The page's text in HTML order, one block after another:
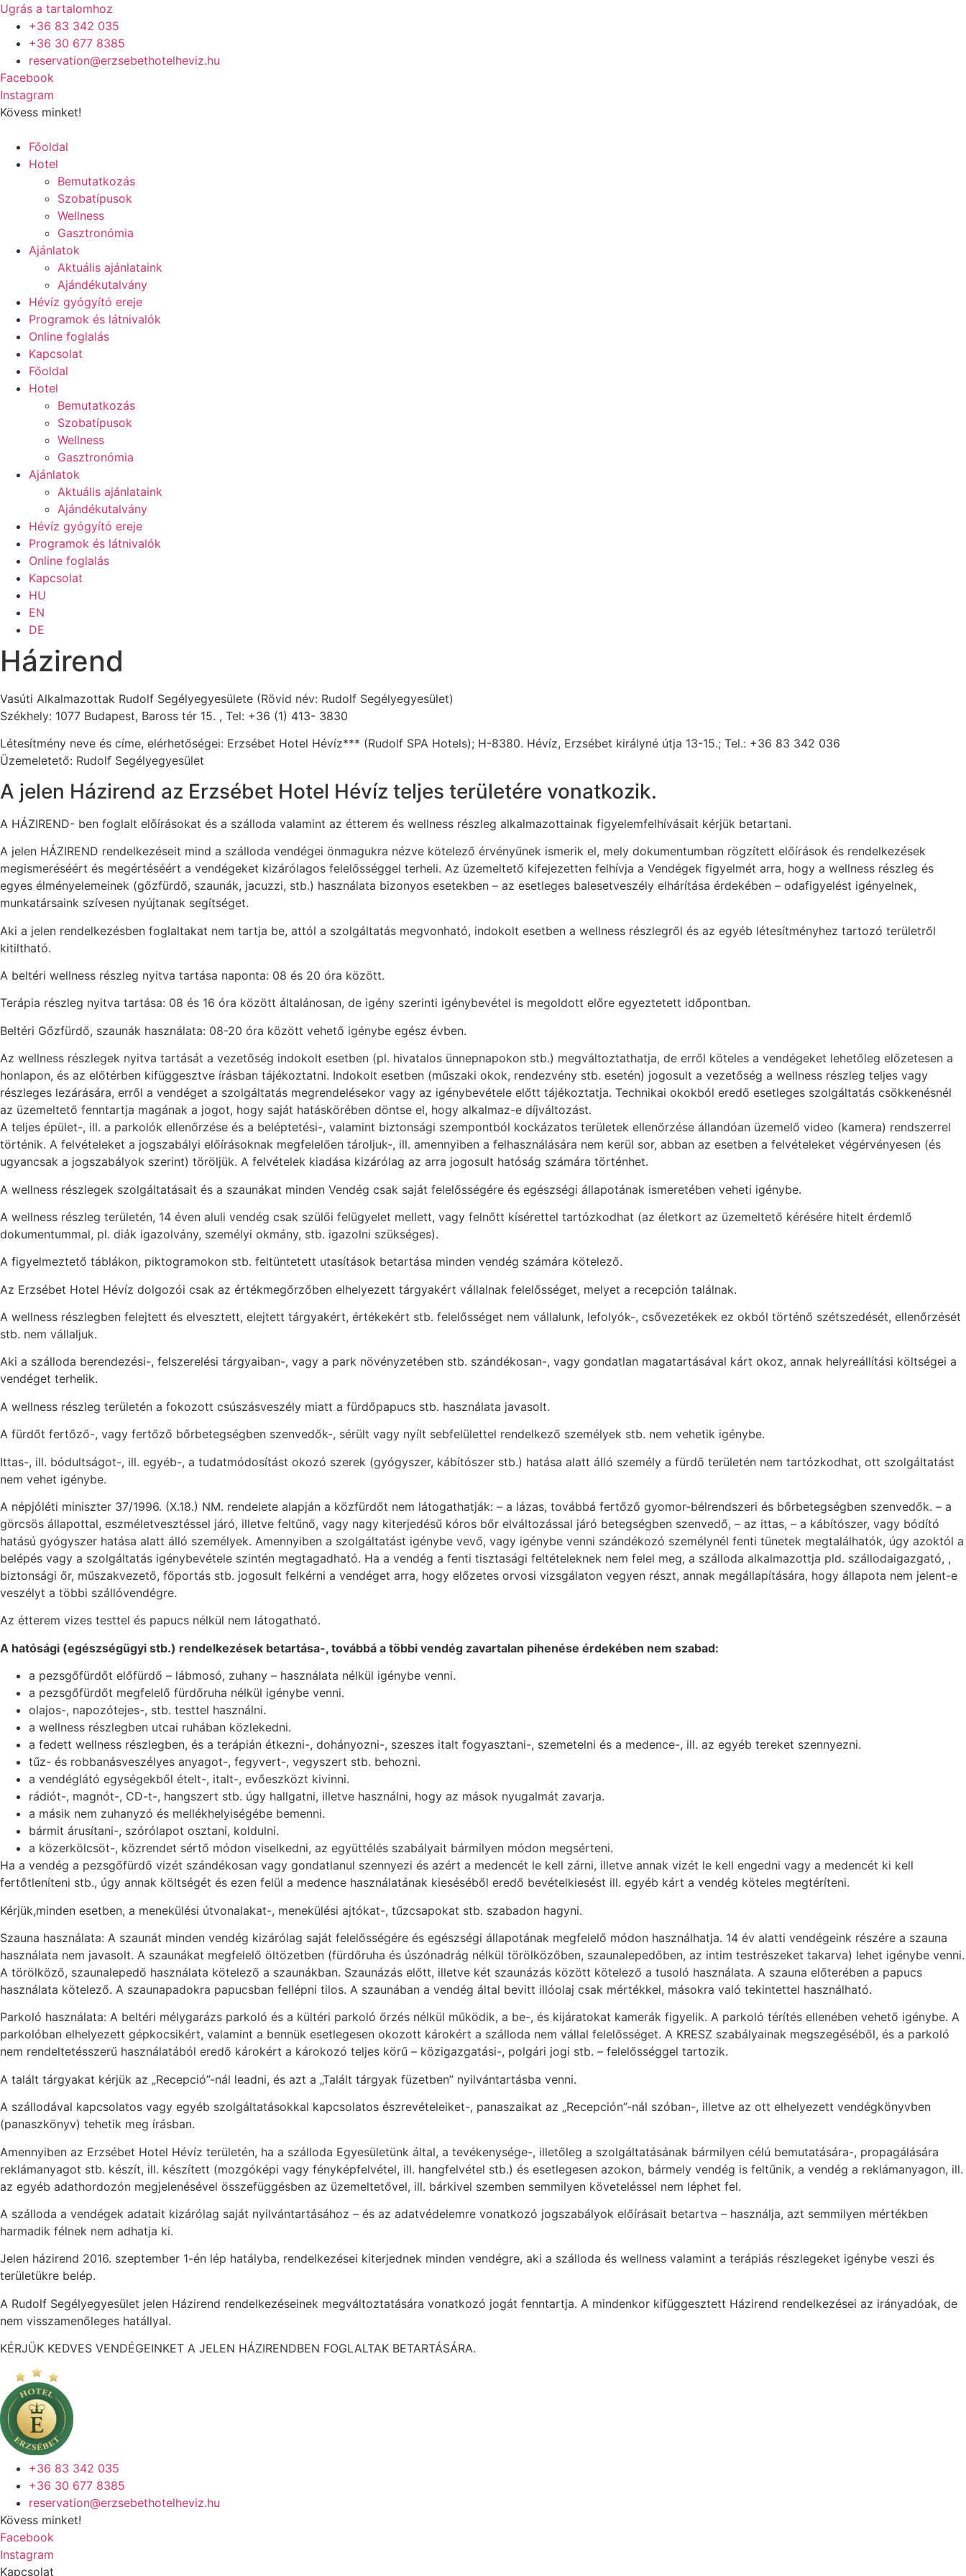
Ugrás a tartalomhoz
+36 83 342 035
+36 30 677 8385
reservation@erzsebethotelheviz.hu
Facebook
Instagram
Kövess minket!
Főoldal
Hotel
Bemutatkozás
Szobatípusok
Wellness
Gasztronómia
Ajánlatok
Aktuális ajánlataink
Ajándékutalvány
Hévíz gyógyító ereje
Programok és látnivalók
Online foglalás
Kapcsolat
Főoldal
Hotel
Bemutatkozás
Szobatípusok
Wellness
Gasztronómia
Ajánlatok
Aktuális ajánlataink
Ajándékutalvány
Hévíz gyógyító ereje
Programok és látnivalók
Online foglalás
Kapcsolat
HU
EN
DE
Házirend
Vasúti Alkalmazottak Rudolf Segélyegyesülete (Rövid név: Rudolf Segélyegyesület)
Székhely: 1077 Budapest, Baross tér 15. , Tel: +36 (1) 413- 3830
Létesítmény neve és címe, elérhetőségei: Erzsébet Hotel Hévíz*** (Rudolf SPA Hotels); H-8380. Hévíz, Erzsébet királyné útja 13-15.; Tel.: +36 83 342 036
Üzemeletető: Rudolf Segélyegyesület
A jelen Házirend az Erzsébet Hotel Hévíz teljes területére vonatkozik.
A HÁZIREND- ben foglalt előírásokat és a szálloda valamint az étterem és wellness részleg alkalmazottainak figyelemfelhívásait kérjük betartani.
A jelen HÁZIREND rendelkezéseit mind a szálloda vendégei önmagukra nézve kötelező érvényűnek ismerik el, mely dokumentumban rögzített előírások és rendelkezések
megismeréséért és megértéséért a vendégeket kizárólagos felelősséggel terheli. Az üzemeltető kifejezetten felhívja a Vendégek figyelmét arra, hogy a wellness részleg és
egyes élményelemeinek (gőzfürdő, szaunák, jacuzzi, stb.) használata bizonyos esetekben – az esetleges balesetveszély elhárítása érdekében – odafigyelést igényelnek,
munkatársaink szívesen nyújtanak segítséget.
Aki a jelen rendelkezésben foglaltakat nem tartja be, attól a szolgáltatás megvonható, indokolt esetben a wellness részlegről és az egyéb létesítményhez tartozó területről
kitiltható.
A beltéri wellness részleg nyitva tartása naponta: 08 és 20 óra között.
Terápia részleg nyitva tartása: 08 és 16 óra között általánosan, de igény szerinti igénybevétel is megoldott előre egyeztetett időpontban.
Beltéri Gőzfürdő, szaunák használata: 08-20 óra között vehető igénybe egész évben.
Az wellness részlegek nyitva tartását a vezetőség indokolt esetben (pl. hivatalos ünnepnapokon stb.) megváltoztathatja, de erről köteles a vendégeket lehetőleg előzetesen a
honlapon, és az előtérben kifüggesztve írásban tájékoztatni. Indokolt esetben (műszaki okok, rendezvény stb. esetén) jogosult a vezetőség a wellness részleg teljes vagy
részleges lezárására, erről a vendéget a szolgáltatás megrendelésekor vagy az igénybevétele előtt tájékoztatja. Technikai okokból eredő esetleges szolgáltatás csökkenésnél
az üzemeltető fenntartja magának a jogot, hogy saját hatáskörében döntse el, hogy alkalmaz-e díjváltozást.
A teljes épület-, ill. a parkolók ellenőrzése és a beléptetési-, valamint biztonsági szempontból kockázatos területek ellenőrzése állandóan üzemelő video (kamera) rendszerrel
történik. A felvételeket a jogszabályi előírásoknak megfelelően tároljuk-, ill. amennyiben a felhasználására nem kerül sor, abban az esetben a felvételeket végérvényesen (és
ugyancsak a jogszabályok szerint) töröljük. A felvételek kiadása kizárólag az arra jogosult hatóság számára történhet.
A wellness részlegek szolgáltatásait és a szaunákat minden Vendég csak saját felelősségére és egészségi állapotának ismeretében veheti igénybe.
A wellness részleg területén, 14 éven aluli vendég csak szülői felügyelet mellett, vagy felnőtt kísérettel tartózkodhat (az életkort az üzemeltető kérésére hitelt érdemlő
dokumentummal, pl. diák igazolvány, személyi okmány, stb. igazolni szükséges).
A figyelmeztető táblákon, piktogramokon stb. feltüntetett utasítások betartása minden vendég számára kötelező.
Az Erzsébet Hotel Hévíz dolgozói csak az értékmegőrzőben elhelyezett tárgyakért vállalnak felelősséget, melyet a recepción találnak.
A wellness részlegben felejtett és elvesztett, elejtett tárgyakért, értékekért stb. felelősséget nem vállalunk, lefolyók-, csővezetékek ez okból történő szétszedését, ellenőrzését
stb. nem vállaljuk.
Aki a szálloda berendezési-, felszerelési tárgyaiban-, vagy a park növényzetében stb. szándékosan-, vagy gondatlan magatartásával kárt okoz, annak helyreállítási költségei a
vendéget terhelik.
A wellness részleg területén a fokozott csúszásveszély miatt a fürdőpapucs stb. használata javasolt.
A fürdőt fertőző-, vagy fertőző bőrbetegségben szenvedők-, sérült vagy nyílt sebfelülettel rendelkező személyek stb. nem vehetik igénybe.
Ittas-, ill. bódultságot-, ill. egyéb-, a tudatmódosítást okozó szerek (gyógyszer, kábítószer stb.) hatása alatt álló személy a fürdő területén nem tartózkodhat, ott szolgáltatást
nem vehet igénybe.
A népjóléti miniszter 37/1996. (X.18.) NM. rendelete alapján a közfürdőt nem látogathatják: – a lázas, továbbá fertőző gyomor-bélrendszeri és bőrbetegségben szenvedők. – a
görcsös állapottal, eszméletvesztéssel járó, illetve feltűnő, vagy nagy kiterjedésű kóros bőr elváltozással járó betegségben szenvedő, – az ittas, – a kábítószer, vagy bódító
hatású gyógyszer hatása alatt álló személyek. Amennyiben a szolgáltatást igénybe vevő, vagy igénybe venni szándékozó személynél fenti tünetek megtalálhatók, úgy azoktól a
belépés vagy a szolgáltatás igénybevétele szintén megtagadható. Ha a vendég a fenti tisztasági feltételeknek nem felel meg, a szálloda alkalmazottja pld. szállodaigazgató, ,
biztonsági őr, műszakvezető, főportás stb. jogosult felkérni a vendéget arra, hogy előzetes orvosi vizsgálaton vegyen részt, annak megállapítására, hogy állapota nem jelent-e
veszélyt a többi szállóvendégre.
Az étterem vizes testtel és papucs nélkül nem látogatható.
A hatósági (egészségügyi stb.) rendelkezések betartása-, továbbá a többi vendég zavartalan pihenése érdekében nem szabad:
a pezsgőfürdőt előfürdő – lábmosó, zuhany – használata nélkül igénybe venni.
a pezsgőfürdőt megfelelő fürdőruha nélkül igénybe venni.
olajos-, napozótejes-, stb. testtel használni.
a wellness részlegben utcai ruhában közlekedni.
a fedett wellness részlegben, és a terápián étkezni-, dohányozni-, szeszes italt fogyasztani-, szemetelni és a medence-, ill. az egyéb tereket szennyezni.
tűz- és robbanásveszélyes anyagot-, fegyvert-, vegyszert stb. behozni.
a vendéglátó egységekből ételt-, italt-, evőeszközt kivinni.
rádiót-, magnót-, CD-t-, hangszert stb. úgy hallgatni, illetve használni, hogy az mások nyugalmát zavarja.
a másik nem zuhanyzó és mellékhelyiségébe bemenni.
bármit árusítani-, szórólapot osztani, koldulni.
a közerkölcsöt-, közrendet sértő módon viselkedni, az együttélés szabályait bármilyen módon megsérteni.
Ha a vendég a pezsgőfürdő vizét szándékosan vagy gondatlanul szennyezi és azért a medencét le kell zárni, illetve annak vizét le kell engedni vagy a medencét ki kell
fertőtleníteni stb., úgy annak költségét és ezen felül a medence használatának kieséséből eredő bevételkiesést ill. egyéb kárt a vendég köteles megtéríteni.
Kérjük,minden esetben, a menekülési útvonalakat-, menekülési ajtókat-, tűzcsapokat stb. szabadon hagyni.
Szauna használata: A szaunát minden vendég kizárólag saját felelősségére és egészségi állapotának megfelelő módon használhatja. 14 év alatti vendégeink részére a szauna
használata nem javasolt. A szaunákat megfelelő öltözetben (fürdőruha és úszónadrág nélkül törölközőben, szaunalepedőben, az intim testrészeket takarva) lehet igénybe venni.
A törölköző, szaunalepedő használata kötelező a szaunákban. Szaunázás előtt, illetve két szaunázás között kötelező a tusoló használata. A szauna előterében a papucs
használata kötelező. A szaunapadokra papucsban fellépni tilos. A szaunában a vendég által bevitt illóolaj csak mértékkel, másokra való tekintettel használható.
Parkoló használata: A beltéri mélygarázs parkoló és a kültéri parkoló őrzés nélkül működik, a be-, és kijáratokat kamerák figyelik. A parkoló térítés ellenében vehető igénybe. A
parkolóban elhelyezett gépkocsikért, valamint a bennük esetlegesen okozott károkért a szálloda nem vállal felelősséget. A KRESZ szabályainak megszegéséből, és a parkoló
nem rendeltetésszerű használatából eredő károkért a károkozó teljes körű – közigazgatási-, polgári jogi stb. – felelősséggel tartozik.
A talált tárgyakat kérjük az „Recepció”-nál leadni, és azt a „Talált tárgyak füzetben” nyilvántartásba venni.
A szállodával kapcsolatos vagy egyéb szolgáltatásokkal kapcsolatos észrevételeiket-, panaszaikat az „Recepción”-nál szóban-, illetve az ott elhelyezett vendégkönyvben
(panaszkönyv) tehetik meg írásban.
Amennyiben az Erzsébet Hotel Hévíz területén, ha a szálloda Egyesületünk által, a tevékenysége-, illetőleg a szolgáltatásának bármilyen célú bemutatására-, propagálására
reklámanyagot stb. készít, ill. készített (mozgóképi vagy fényképfelvétel, ill. hangfelvétel stb.) és esetlegesen azokon, bármely vendég is feltűnik, a vendég a reklámanyagon, ill.
az egyéb adathordozón megjelenésével összefüggésben az üzemeltetővel, ill. bárkivel szemben semmilyen követeléssel nem léphet fel.
A szálloda a vendégek adatait kizárólag saját nyilvántartásához – és az adatvédelemre vonatkozó jogszabályok előírásait betartva – használja, azt semmilyen mértékben
harmadik félnek nem adhatja ki.
Jelen házirend 2016. szeptember 1-én lép hatályba, rendelkezései kiterjednek minden vendégre, aki a szálloda és wellness valamint a terápiás részlegeket igénybe veszi és
területükre belép.
A Rudolf Segélyegyesület jelen Házirend rendelkezéseinek megváltoztatására vonatkozó jogát fenntartja. A mindenkor kifüggesztett Házirend rendelkezései az irányadóak, de
nem visszamenőleges hatállyal.
KÉRJÜK KEDVES VENDÉGEINKET A JELEN HÁZIRENDBEN FOGLALTAK BETARTÁSÁRA.
+36 83 342 035
+36 30 677 8385
reservation@erzsebethotelheviz.hu
Kövess minket!
Facebook
Instagram
Kapcsolat